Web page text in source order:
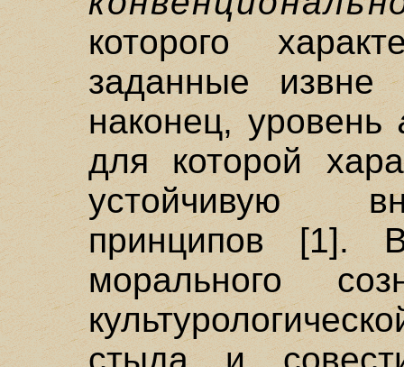
которого
заданные
наконец, уровень
для которой
устойчивую
принципов [1].
морального